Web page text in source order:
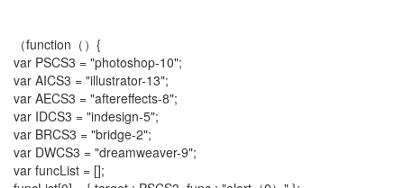
（function（）{
var PSCS3 = "photoshop-10";
var AICS3 = "illustrator-13";
var AECS3 = "aftereffects-8";
var IDCS3 = "indesign-5";
var BRCS3 = "bridge-2";
var DWCS3 = "dreamweaver-9";
var funcList = [];